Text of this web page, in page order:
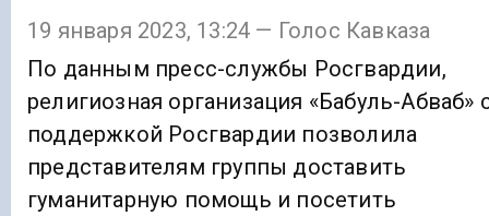
19 января 2023, 13:24 — Голос Кавказа
По данным пресс-службы Росгвардии,
религиозная организация «Бабуль-Абваб»
поддержкой Росгвардии позволила
представителям группы доставить
гуманитарную помощь и посетить